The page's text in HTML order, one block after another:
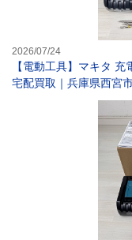
2026/07/24
【電動工具】マキタ
宅配買取｜兵庫県西宮